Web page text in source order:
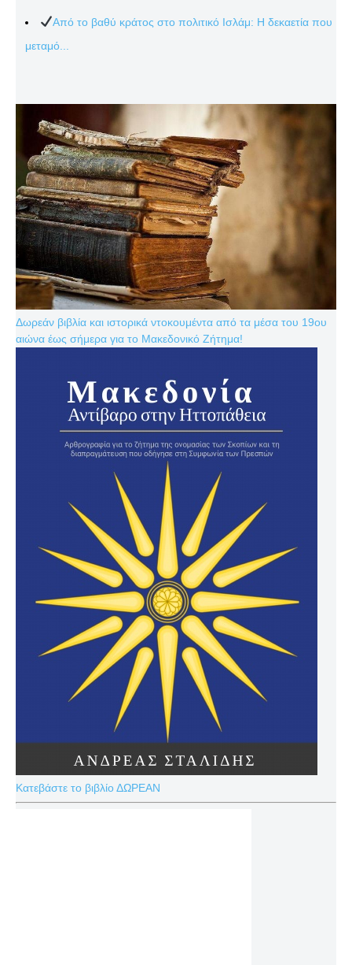
Από το βαθύ κράτος στο πολιτικό Ισλάμ: Η δεκαετία που
μεταμό...
Δωρεάν βιβλία και ιστορικά ντοκουμέντα από τα μέσα του 19ου
αιώνα έως σήμερα για το Μακεδονικό Ζήτημα!
Κατεβάστε το βιβλίο ΔΩΡΕΑΝ